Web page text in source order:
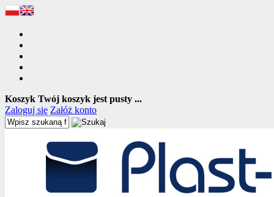
Koszyk Twój koszyk jest pusty ...
Zaloguj się Załóż konto